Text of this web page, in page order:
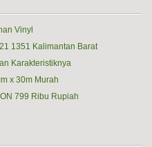
Vinyl
1351 Kalimantan Barat
Karakteristiknya
x 30m Murah
799 Ribu Rupiah